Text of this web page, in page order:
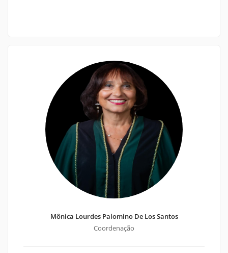
Mônica Lourdes Palomino De Los Santos
Coordenação